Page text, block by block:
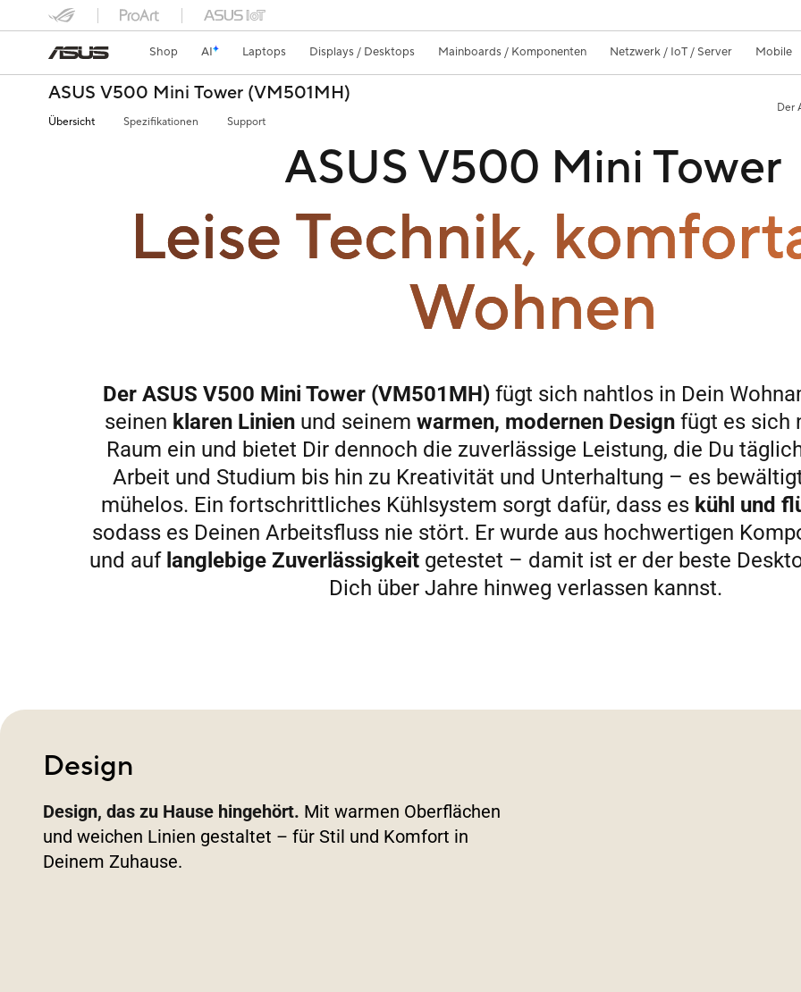
Shop AI Laptops Displays / Desktops Mainboards / Komponenten Netzwerk / IoT / Server Mobile
ASUS V500 Mini Tower (VM501MH)
Übersicht Spezifikationen Support
Der
ASUS V500 Mini Tower
Leise Technik,
Wohnen
Der ASUS V500 Mini Tower (VM501MH) fügt sich nahtlos in Dein
seinen klaren Linien und seinem warmen, modernen Design fügt es sich
Raum ein und bietet Dir dennoch die zuverlässige Leistung, die Du
Arbeit und Studium bis hin zu Kreativität und Unterhaltung – es
mühelos. Ein fortschrittliches Kühlsystem sorgt dafür, dass es kühl und
sodass es Deinen Arbeitsfluss nie stört. Er wurde aus hochwertigen
und auf langlebige Zuverlässigkeit getestet – damit ist er der beste
Dich über Jahre hinweg verlassen kannst.
Design
Design, das zu Hause hingehört. Mit warmen Oberflächen
und weichen Linien gestaltet – für Stil und Komfort in
Deinem Zuhause.